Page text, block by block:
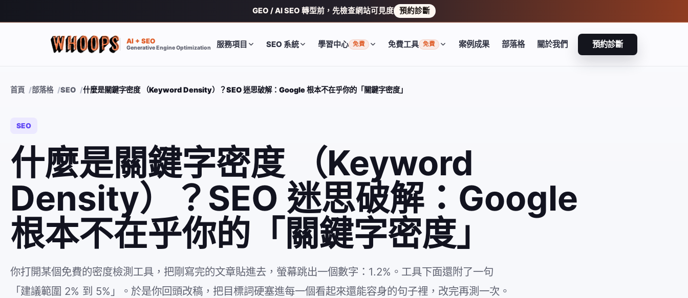
GEO / AI SEO 轉型前，先檢查網站可見度 預約診斷
AI + SEO
Generative Engine Optimization 服務項目 SEO 系統 學習中心 免費 免費工具 免費 案例成果 部落格 關於我們 預約診斷
首頁 部落格 SEO 什麼是關鍵字密度 （Keyword Density）？SEO 迷思破解：Google 根本不在乎你的「關鍵字密度」
SEO
什麼是關鍵字密度 （Keyword
Density）？SEO 迷思破解：Google
根本不在乎你的「關鍵字密度」
你打開某個免費的密度檢測工具，把剛寫完的文章貼進去，螢幕跳出一個數字：1.2%。工具下面還附了一句
「建議範圍 2% 到 5%」。於是你回頭改稿，把目標詞硬塞進每一個看起來還能容身的句子裡，改完再測一次。